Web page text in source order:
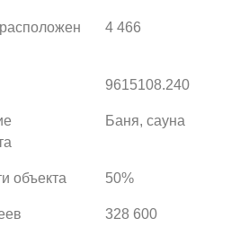
4 466
9615108.240
Баня, сауна
объекта 50%
328 600